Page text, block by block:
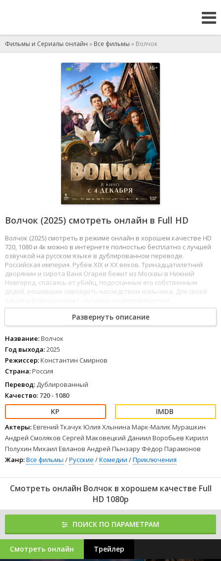
Фильмы и Сериалы онлайн » Все фильмы » Волчок
Волчок (2025) смотреть онлайн в Full HD
Волчок (2025) смотреть в режиме онлайн в хорошем качестве HD
720, 1080 и 4к можно в интернете полностью бесплатно с лучшей
озвучкой на русском языке в дублированном переводе.
Российская империя. Рубеж XIX и XX веков. Тринадцатилетний
дворянин и сирота Ваня Огарев бежит из Москвы в Нижний
Новгород, спасаясь от убийц, подосланных его собственным
дядей, решившим завладеть наследством мальчика. Для своей
ему кулачного бойца Волчка. Волчок должен помочь Ване
добраться в целости и сохранности до Нижнего — там его ждет
верный друг отца. Но все мероприятие с самого начала трещит
по швам: фантазер, аристократ, эстет Ваня и неотесанный,
Впереди их ждет опасное путешествие, которое навсегда
изменит их обоих.
Любимый фильм брата
Этот фильм понравился соседу
12345 678
Развернуть описание
Название:Волчок
Год выхода:2025
Режиссер:Константин Смирнов
Страна:Россия
Перевод: Дублированный
Качество: 720 - 1080
Актеры:Евгений Ткачук Юлия Хлынина Марк-Малик Мурашкин
Андрей Смоляков Сергей Маковецкий Даниил Воробьев Кирилл
Полухин Михаил Евланов Андрей Пынзару Фёдор Парамонов
Жанр:Все фильмы /Русские /Комедии /Приключения
Смотреть онлайн Волчок в хорошем качестве Full
HD 1080p
ПОИСК ПО ПАРАМЕТРАМ
Смотреть онлайн Трейлер